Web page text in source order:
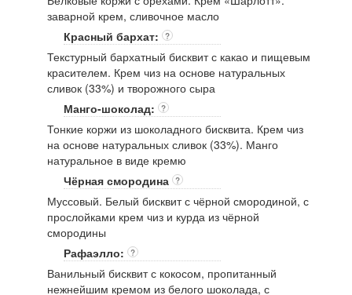
заварной крем, сливочное масло
Красный бархат:
?
Текстурный бархатный бисквит с какао и пищевым
красителем. Крем чиз на основе натуральных
сливок (33%) и творожного сыра
Манго-шоколад:
?
Тонкие коржи из шоколадного бисквита. Крем чиз
на основе натуральных сливок (33%). Манго
натуральное в виде кремю
Чёрная смородина ?
Муссовый. Белый бисквит с чёрной смородиной, с
прослойками крем чиз и курда из чёрной
смородины
Рафаэлло:
?
Ванильный бисквит с кокосом, пропитанный
нежнейшим кремом из белого шоколада, с